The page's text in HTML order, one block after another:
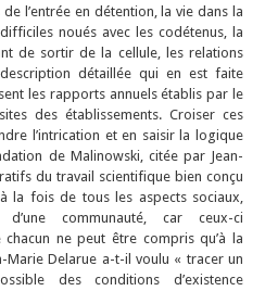
l’entrée en détention, la vie dans la
noués avec les codétenus, la
de sortir de la cellule, les relations
détaillée qui en est faite
les rapports annuels établis par le
des établissements. Croiser ces
l’intrication et en saisir la logique
de Malinowski, citée par Jean-
du travail scientifique bien conçu
la fois de tous les aspects sociaux,
communauté, car ceux-ci
ne peut être compris qu’à la
Marie Delarue a-t-il voulu « tracer un
des conditions d’existence